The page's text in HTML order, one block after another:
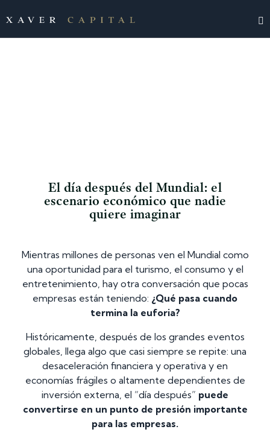
El día después del Mundial: el
escenario económico que nadie
quiere imaginar
Mientras millones de personas ven el Mundial como
una oportunidad para el turismo, el consumo y el
entretenimiento, hay otra conversación que pocas
empresas están teniendo: ¿Qué pasa cuando
termina la euforia?
Históricamente, después de los grandes eventos
globales, llega algo que casi siempre se repite: una
desaceleración financiera y operativa y en
economías frágiles o altamente dependientes de
inversión externa, el “día después” puede
convertirse en un punto de presión importante
para las empresas.